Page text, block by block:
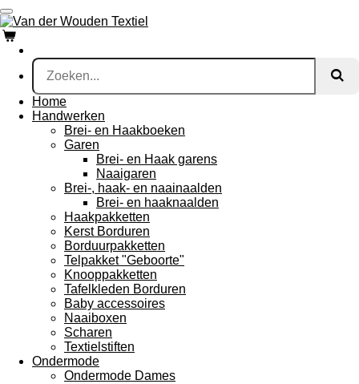
Ga
direct
naar
de
hoofdinhoud
Home
Handwerken
Brei- en Haakboeken
Garen
Brei- en Haak garens
Naaigaren
Brei-, haak- en naainaalden
Brei- en haaknaalden
Haakpakketten
Kerst Borduren
Borduurpakketten
Telpakket "Geboorte"
Knooppakketten
Tafelkleden Borduren
Baby accessoires
Naaiboxen
Scharen
Textielstiften
Ondermode
Ondermode Dames